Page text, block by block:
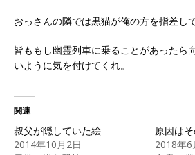
おっさんの隣では黒猫が俺の方を指差し
皆ももし幽霊列車に乗ることがあったら
いように気を付けてくれ。
関連
叔父が隠していた絵
2014年10月2日
原因は
2018年6